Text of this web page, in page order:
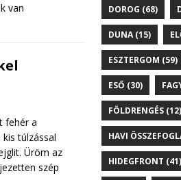
van
fehér a
túlzással
Üröm az
szép
DOROG (68)
DUNA(15)
ESZTERGOM (59)
ESŐ (30)
FÖLDRENGÉS(12)
HAVI
HIDEGFRONT (41)